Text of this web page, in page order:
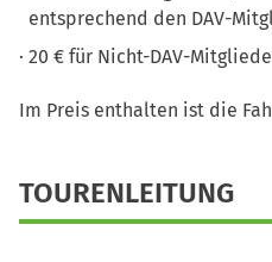
entsprechend den DAV-
20 € für Nicht-DAV-
Im Preis enthalten ist die
TOURENLEITUNG